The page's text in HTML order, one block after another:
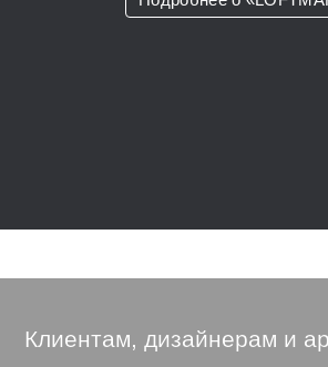
Клиентам, дизайнерам и